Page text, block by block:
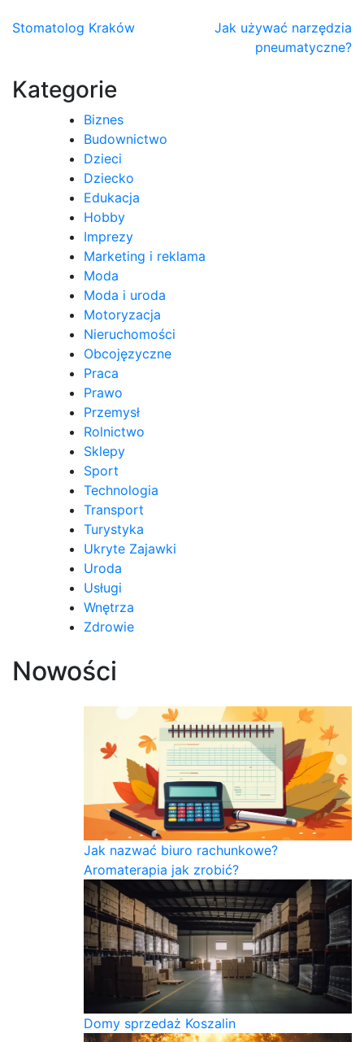
Nawigacja
Stomatolog Kraków
Jak używać narzędzia
pneumatyczne?
Kategorie
Biznes
Budownictwo
Dzieci
Dziecko
Edukacja
Hobby
Imprezy
Marketing i reklama
Moda
Moda i uroda
Motoryzacja
Nieruchomości
Obcojęzyczne
Praca
Prawo
Przemysł
Rolnictwo
Sklepy
Sport
Technologia
Transport
Turystyka
Ukryte Zajawki
Uroda
Usługi
Wnętrza
Zdrowie
Nowości
Jak nazwać biuro rachunkowe?
Aromaterapia jak zrobić?
Domy sprzedaż Koszalin